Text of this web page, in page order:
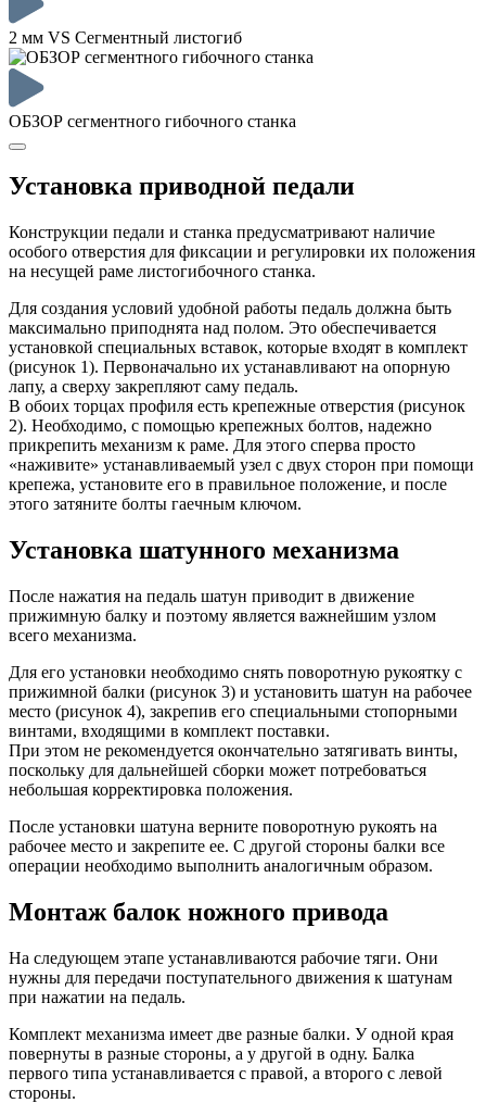
2 мм VS Сегментный листогиб
ОБЗОР сегментного гибочного станка
Установка приводной педали
Конструкции педали и станка предусматривают наличие
особого отверстия для фиксации и регулировки их положения
на несущей раме листогибочного станка.
Для создания условий удобной работы педаль должна быть
максимально приподнята над полом. Это обеспечивается
установкой специальных вставок, которые входят в комплект
(рисунок 1). Первоначально их устанавливают на опорную
лапу, а сверху закрепляют саму педаль.
В обоих торцах профиля есть крепежные отверстия (рисунок
2). Необходимо, с помощью крепежных болтов, надежно
прикрепить механизм к раме. Для этого сперва просто
«наживите» устанавливаемый узел с двух сторон при помощи
крепежа, установите его в правильное положение, и после
этого затяните болты гаечным ключом.
Установка шатунного механизма
После нажатия на педаль шатун приводит в движение
прижимную балку и поэтому является важнейшим узлом
всего механизма.
Для его установки необходимо снять поворотную рукоятку с
прижимной балки (рисунок 3) и установить шатун на рабочее
место (рисунок 4), закрепив его специальными стопорными
винтами, входящими в комплект поставки.
При этом не рекомендуется окончательно затягивать винты,
поскольку для дальнейшей сборки может потребоваться
небольшая корректировка положения.
После установки шатуна верните поворотную рукоять на
рабочее место и закрепите ее. С другой стороны балки все
операции необходимо выполнить аналогичным образом.
Монтаж балок ножного привода
На следующем этапе устанавливаются рабочие тяги. Они
нужны для передачи поступательного движения к шатунам
при нажатии на педаль.
Комплект механизма имеет две разные балки. У одной края
повернуты в разные стороны, а у другой в одну. Балка
первого типа устанавливается с правой, а второго с левой
стороны.